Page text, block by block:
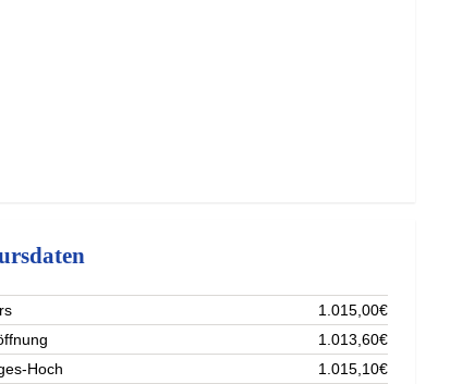
1.015,00€
1.013,60€
Hoch
1.015,10€